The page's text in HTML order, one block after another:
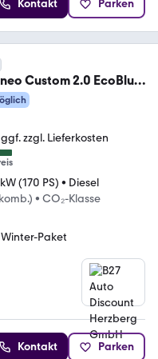
Kontakt Parken
Custom 2.0 EcoBlue
AC
ggf. zzgl. Lieferkosten
(170 PS) • Diesel
• CO₂-Klasse
Winter-Paket
Kontakt Parken